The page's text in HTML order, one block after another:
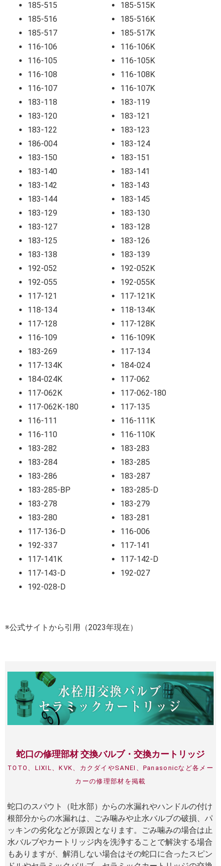
185-515
185-515K
185-516
185-516K
185-517
185-517K
116-106
116-106K
116-105
116-105K
116-108
116-108K
116-107
116-107K
183-118
183-119
183-120
183-121
183-122
183-123
186-004
183-124
183-150
183-151
183-140
183-141
183-142
183-143
183-144
183-145
183-129
183-130
183-127
183-128
183-125
183-126
183-138
183-139
192-052
192-052K
192-055
192-055K
117-121
117-121K
118-134
118-134K
117-128
117-128K
116-109
116-109K
183-269
117-134
117-134K
184-024
184-024K
117-062
117-062K
117-062-180
117-062K-180
117-135
116-111
116-111K
116-110
116-110K
183-282
183-283
183-284
183-285
183-286
183-287
183-285-BP
183-285-D
183-278
183-279
183-280
183-281
117-136-D
116-006
192-337
117-141
117-141K
117-142-D
117-143-D
192-027
192-028-D
※公式サイトから引用（2023年現在）
蛇口の修理部材 交換バルブ・交換カートリッジ
TOTO、LIXIL、KVK、カクダイやSANEI、Panasonicなど各メー
カーの修理部材を掲載
蛇口のスパウト（吐水部）からの水漏れやハンドルの付け
根部分からの水漏れは、ごみ噛みや止水バルブの破損、パ
ッキンの劣化などが原因となります。ごみ噛みの場合は止
水バルブやカートリッジ内を洗浄することで解決する場合
もありますが、解消しない場合はその蛇口に合ったスピン